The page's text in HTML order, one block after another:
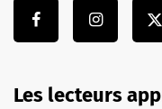
Les lecteurs